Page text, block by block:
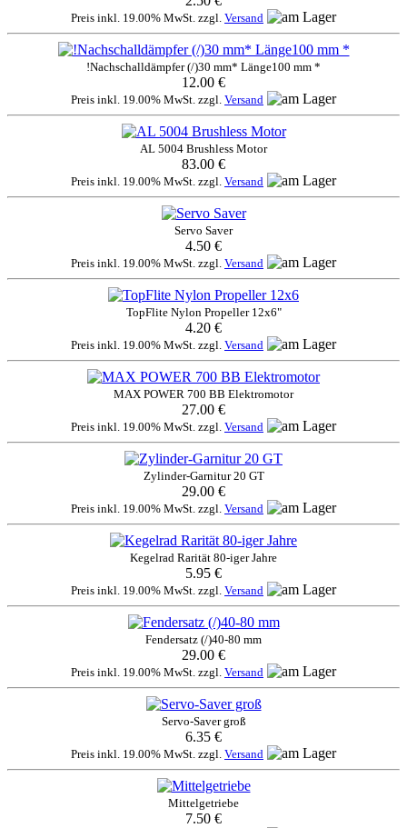
Preis inkl. 19.00% MwSt. zzgl. Versand
!Nachschalldämpfer (/)30 mm* Länge100 mm *
12.00 €
Preis inkl. 19.00% MwSt. zzgl. Versand
AL 5004 Brushless Motor
83.00 €
Preis inkl. 19.00% MwSt. zzgl. Versand
Servo Saver
4.50 €
Preis inkl. 19.00% MwSt. zzgl. Versand
TopFlite Nylon Propeller 12x6"
4.20 €
Preis inkl. 19.00% MwSt. zzgl. Versand
MAX POWER 700 BB Elektromotor
27.00 €
Preis inkl. 19.00% MwSt. zzgl. Versand
Zylinder-Garnitur 20 GT
29.00 €
Preis inkl. 19.00% MwSt. zzgl. Versand
Kegelrad Rarität 80-iger Jahre
5.95 €
Preis inkl. 19.00% MwSt. zzgl. Versand
Fendersatz (/)40-80 mm
29.00 €
Preis inkl. 19.00% MwSt. zzgl. Versand
Servo-Saver groß
6.35 €
Preis inkl. 19.00% MwSt. zzgl. Versand
Mittelgetriebe
7.50 €